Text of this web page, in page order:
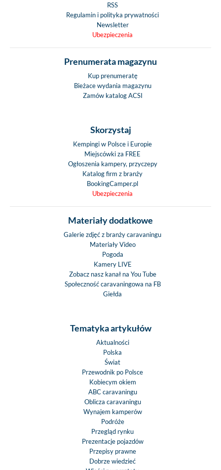
RSS
Regulamin i polityka prywatności
Newsletter
Ubezpieczenia
Prenumerata magazynu
Kup prenumeratę
Bieżace wydania magazynu
Zamów katalog ACSI
Skorzystaj
Kempingi w Polsce i Europie
Miejscówki za FREE
Ogłoszenia kampery, przyczepy
Katalog firm z branży
BookingCamper.pl
Ubezpieczenia
Materiały dodatkowe
Galerie zdjęć z branży caravaningu
Materiały Video
Pogoda
Kamery LIVE
Zobacz nasz kanał na You Tube
Społeczność caravaningowa na FB
Giełda
Tematyka artykułów
Aktualności
Polska
Świat
Przewodnik po Polsce
Kobiecym okiem
ABC caravaningu
Oblicza caravaningu
Wynajem kamperów
Podróże
Przegląd rynku
Prezentacje pojazdów
Przepisy prawne
Dobrze wiedzieć